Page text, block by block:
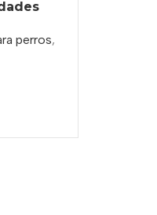
perros,